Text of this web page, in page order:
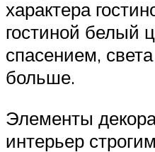
характера
гостиной белый
спасением,
больше.
Элементы
интерьер